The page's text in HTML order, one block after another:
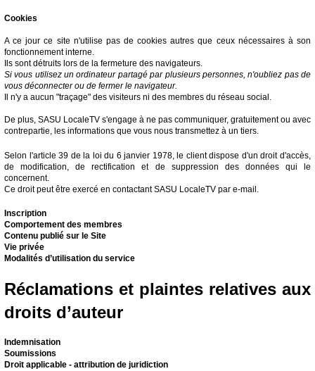
Cookies
A ce jour ce site n'utilise pas de cookies autres que ceux nécessaires à son
fonctionnement interne.
Ils sont détruits lors de la fermeture des navigateurs.
Si vous utilisez un ordinateur partagé par plusieurs personnes, n'oubliez pas de
vous déconnecter ou de fermer le navigateur.
Il n'y a aucun "traçage" des visiteurs ni des membres du réseau social.
De plus, SASU LocaleTV s'engage à ne pas communiquer, gratuitement ou avec
contrepartie, les informations que vous nous transmettez à un tiers.
Selon l'article 39 de la loi du 6 janvier 1978, le client dispose d'un droit d'accès,
de modification, de rectification et de suppression des données qui le
concernent.
Ce droit peut être exercé en contactant SASU LocaleTV par e-mail.
Inscription
Comportement des membres
Contenu publié sur le Site
Vie privée
Modalités d’utilisation du service
Réclamations et plaintes relatives aux
droits d’auteur
Indemnisation
Soumissions
Droit applicable - attribution de juridiction